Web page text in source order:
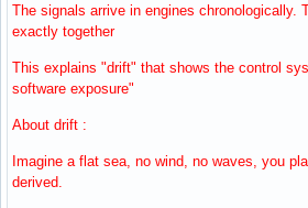
The signals arrive in engines chronologically.
exactly together
This explains "drift" that shows the control
software exposure"
About drift :
Imagine a flat sea, no wind, no waves, you
derived.